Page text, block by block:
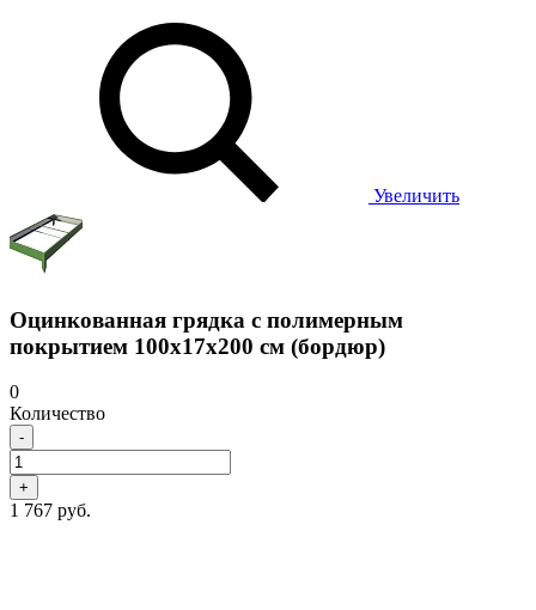
Увеличить
Оцинкованная грядка с полимерным
покрытием 100х17х200 см (бордюр)
0
Количество
-
+
1 767 руб.